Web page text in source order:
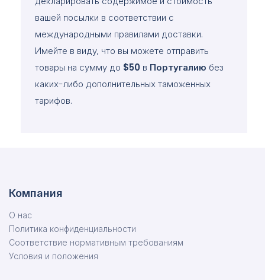
вашей посылки в соответствии с
международными правилами доставки.
Имейте в виду, что вы можете отправить
товары на сумму до $50 в Португалию без
каких-либо дополнительных таможенных
тарифов.
Компания
О нас
Политика конфиденциальности
Соответствие нормативным требованиям
Условия и положения